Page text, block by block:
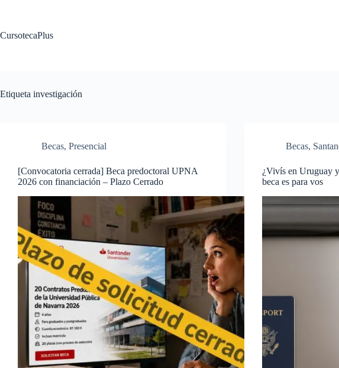
CursotecaPlus
Etiqueta investigación
Becas, Presencial
[Convocatoria cerrada] Beca predoctoral UPNA
2026 con financiación – Plazo Cerrado
Becas,
¿Vivís en Uruguay
beca es para vos